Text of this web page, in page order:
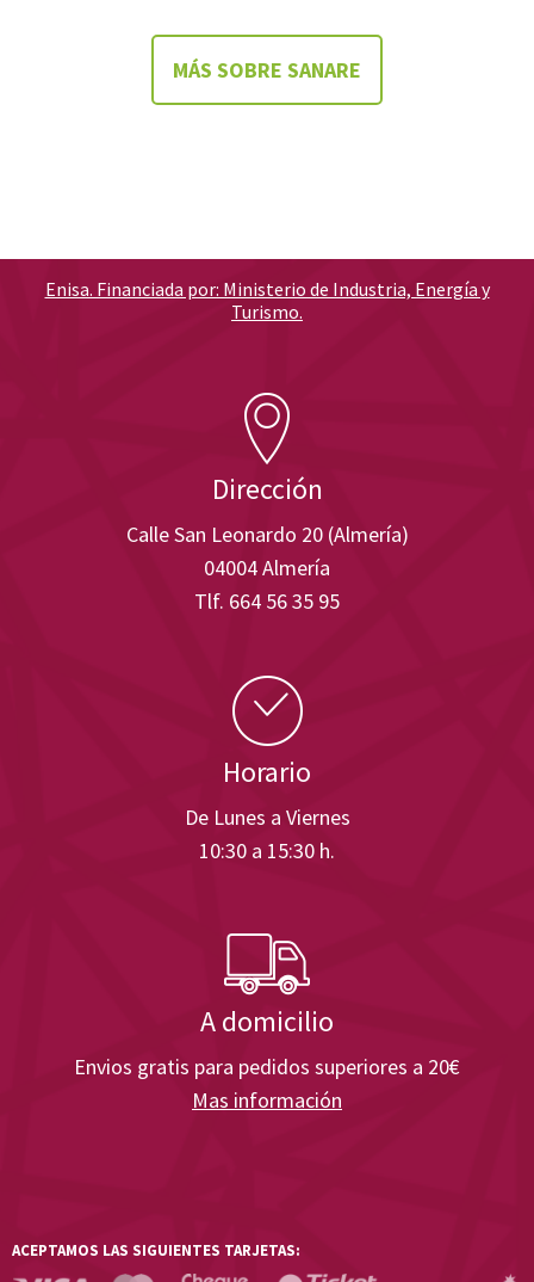
MÁS SOBRE SANARE
Dirección
Calle San Leonardo 20 (Almería)
04004 Almería
Tlf. 664 56 35 95
Horario
De Lunes a Viernes
10:30 a 15:30 h.
A domicilio
Envios gratis para pedidos superiores a 20€
Mas información
Enisa. Financiada por: Ministerio de Industria, Energía y
Turismo.
ACEPTAMOS LAS SIGUIENTES TARJETAS: